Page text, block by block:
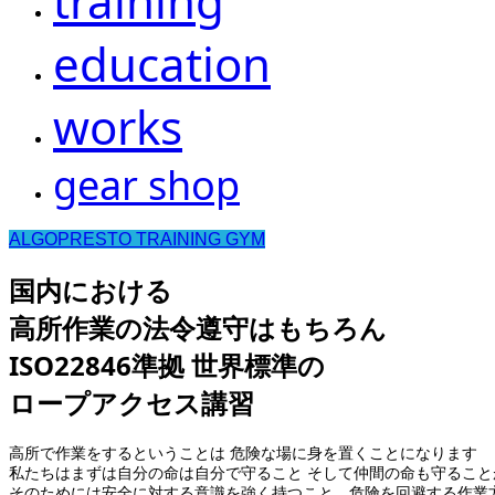
education
works
gear shop
ALGOPRESTO TRAINING GYM
国内における
高所作業の法令遵守はもちろん
ISO22846準拠 世界標準の
ロープアクセス講習
高所で作業をするということは 危険な場に身を置くことになります
私たちはまずは自分の命は自分で守ること そして仲間の命も守るこ